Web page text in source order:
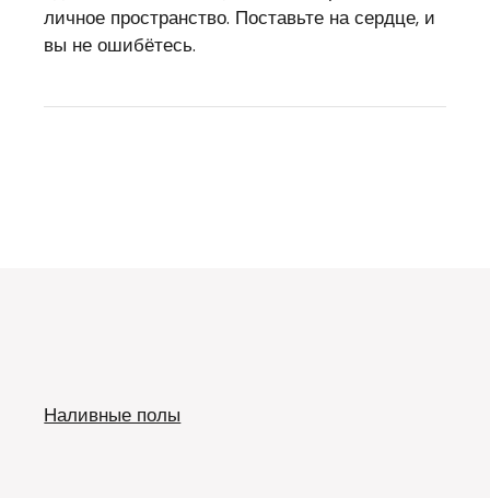
личное пространство. Поставьте на сердце, и
вы не ошибётесь.
Наливные полы